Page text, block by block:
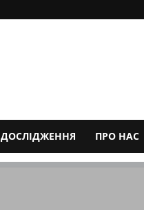
ДОСЛІДЖЕННЯ ПРО НАС